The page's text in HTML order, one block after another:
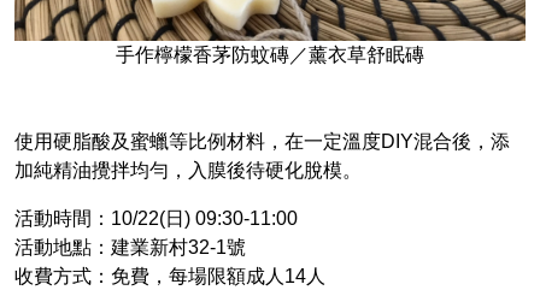
手作檸檬香茅防蚊磚／薰衣草舒眠磚
使用硬脂酸及蜜蠟等比例材料，在一定溫度DIY混合後，添
加純精油攪拌均勻，入膜後待硬化脫模。
活動時間：10/22(日) 09:30-11:00
活動地點：建業新村32-1號
收費方式：免費，每場限額成人14人